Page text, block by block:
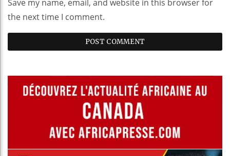
Save my name, email, and website in this browser for
the next time I comment.